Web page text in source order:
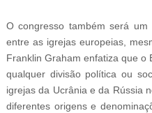
O congresso também será
entre as igrejas europeias,
Franklin Graham enfatiza que o
qualquer divisão política ou
igrejas da Ucrânia e da Rússia
diferentes origens e